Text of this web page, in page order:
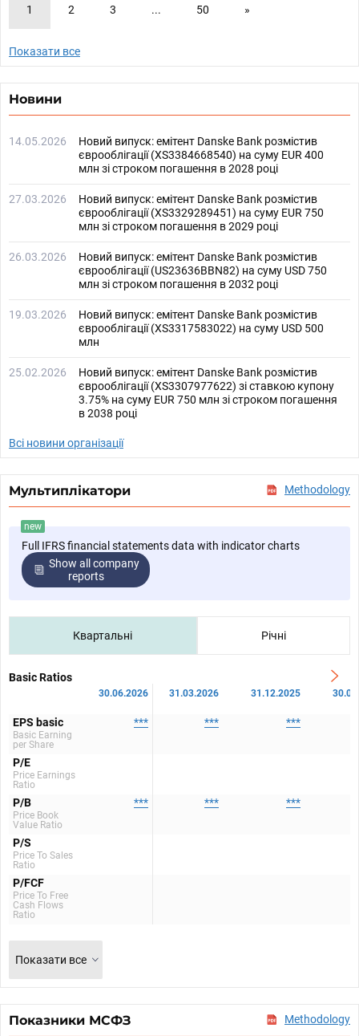
1 2 3 ... 50 »
Показати все
Новини
14.05.2026
Новий випуск: емітент Danske Bank розмістив
єврооблігації (XS3384668540) на суму EUR 400
млн зі строком погашення в 2028 році
27.03.2026
Новий випуск: емітент Danske Bank розмістив
єврооблігації (XS3329289451) на суму EUR 750
млн зі строком погашення в 2029 році
26.03.2026
Новий випуск: емітент Danske Bank розмістив
єврооблігації (US23636BBN82) на суму USD 750
млн зі строком погашення в 2032 році
19.03.2026
Новий випуск: емітент Danske Bank розмістив
єврооблігації (XS3317583022) на суму USD 500
млн
25.02.2026
Новий випуск: емітент Danske Bank розмістив
єврооблігації (XS3307977622) зі ставкою купону
3.75% на суму EUR 750 млн зі строком погашення
в 2038 році
Всі новини організації
Мультиплікатори Methodology
new
Full IFRS financial statements data with indicator charts
Show all company
reports
Квартальні Річні
Basic Ratios
30.06.2026 31.03.2026 31.12.2025
EPS basic
Basic Earning
per Share
*** *** ***
P/E
Price Earnings
Ratio
P/B
Price Book
Value Ratio
*** *** ***
P/S
Price To Sales
Ratio
P/FCF
Price To Free
Cash Flows
Ratio
Показати все
Показники МСФЗ Methodology